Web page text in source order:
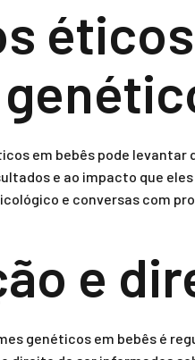
em bebês pode
e ao impacto que
e conversas com
e
genéticos em bebês é